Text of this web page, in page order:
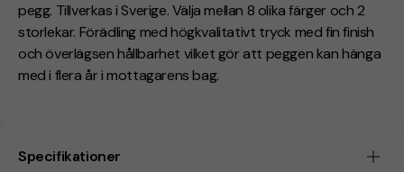
pegg. Tillverkas i Sverige. Välja mellan 8 olika färger och 2
storlekar. Förädling med högkvalitativt tryck med fin finish
och överlägsen hållbarhet vilket gör att peggen kan hänga
med i flera år i mottagarens bag.
Specifikationer